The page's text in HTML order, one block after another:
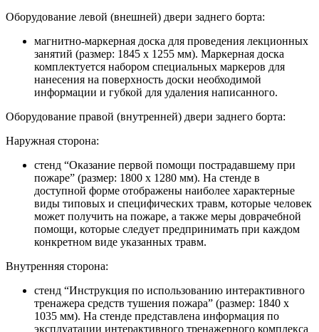
Оборудование левой (внешней) двери заднего борта:
магнитно-маркерная доска для проведения лекционных
занятий (размер: 1845 х 1255 мм). Маркерная доска
комплектуется набором специальных маркеров для
нанесения на поверхность доски необходимой
информации и губкой для удаления написанного.
Оборудование правой (внутренней) двери заднего борта:
Наружная сторона:
стенд “Оказание первой помощи пострадавшему при
пожаре” (размер: 1800 х 1280 мм). На стенде в
доступной форме отображены наиболее характерные
виды типовых и специфических травм, которые человек
может получить на пожаре, а также меры доврачебной
помощи, которые следует предпринимать при каждом
конкретном виде указанных травм.
Внутренняя сторона:
стенд “Инструкция по использованию интерактивного
тренажера средств тушения пожара” (размер: 1840 х
1035 мм). На стенде представлена информация по
эксплуатации интерактивного тренажерного комплекса